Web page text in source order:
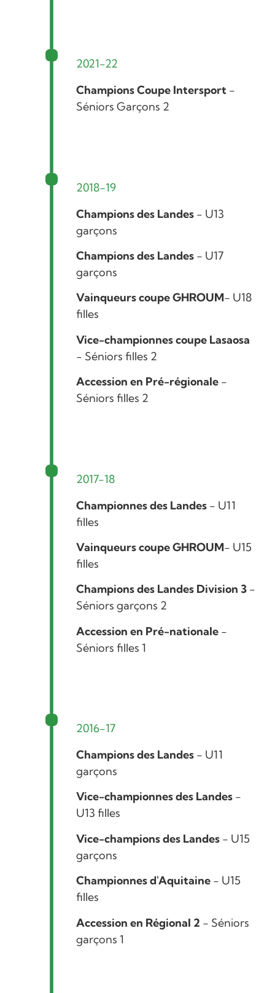
2021-22
Champions Coupe Intersport -
Séniors Garçons 2
2018-19
Champions des Landes - U13
garçons
Champions des Landes - U17
garçons
Vainqueurs coupe GHROUM- U18
filles
Vice-championnes coupe Lasaosa
- Séniors filles 2
Accession en Pré-régionale -
Séniors filles 2
2017-18
Championnes des Landes - U11
filles
Vainqueurs coupe GHROUM- U15
filles
Champions des Landes Division 3 -
Séniors garçons 2
Accession en Pré-nationale -
Séniors filles 1
2016-17
Champions des Landes - U11
garçons
Vice-championnes des Landes -
U13 filles
Vice-champions des Landes - U15
garçons
Championnes d'Aquitaine - U15
filles
Accession en Régional 2 - Séniors
garçons 1